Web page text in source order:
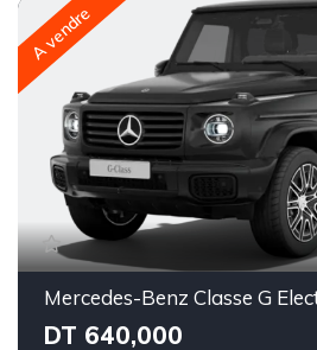
A vendre
DT 640,000